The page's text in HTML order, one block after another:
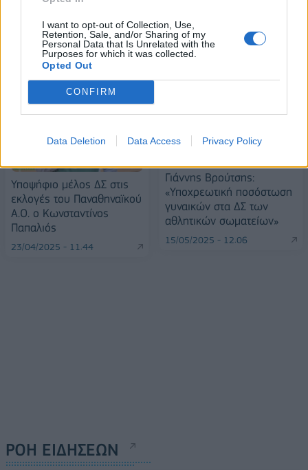
I want to opt-out of Collection, Use,
Retention, Sale, and/or Sharing of my
Personal Data that Is Unrelated with the
Purposes for which it was collected.
Opted Out
CONFIRM
Data Deletion Data Access Privacy Policy
ΠΕΡΙΣΣΌΤΕΡΑ ΣΕ ΑΥΤΉ ΤΗΝ ΚΑΤΗΓΟΡΊΑ
Υποψήφιο μέλος ΔΣ στις
εκλογές του Παναθηναϊκού
Α.Ο. ο Κωνσταντίνος
Παπαλιός
23/04/2025 - 11:44
Γιάννης Βρούτσης:
«Υποχρεωτική ποσόστωση
γυναικών στα ΔΣ των
αθλητικών σωματείων»
15/05/2025 - 12:06
ΡΟΗ ΕΙΔΗΣΕΩΝ